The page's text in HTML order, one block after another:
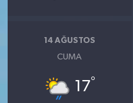
14 AĞUSTOS
CUMA
17°